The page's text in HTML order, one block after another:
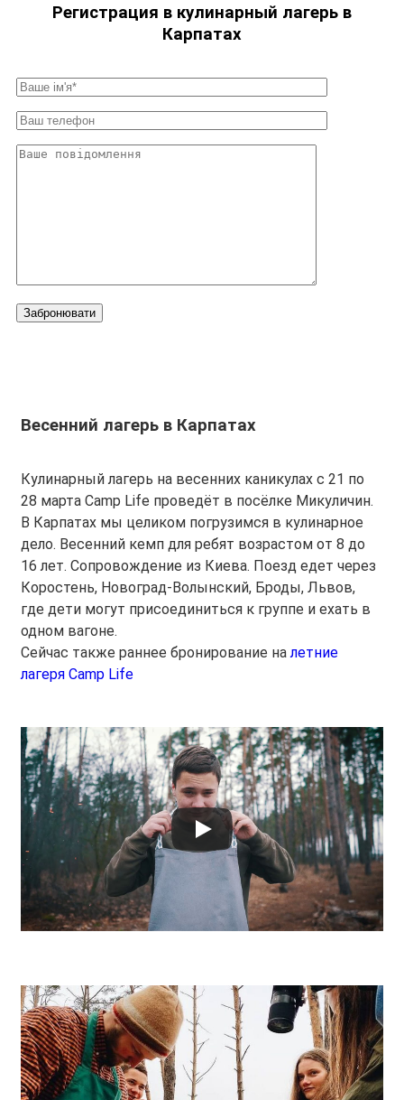
Регистрация в кулинарный лагерь в
Карпатах
Забронювати
Весенний лагерь в Карпатах
Кулинарный лагерь на весенних каникулах с 21 по
28 марта Camp Life проведёт в посёлке Микуличин.
В Карпатах мы целиком погрузимся в кулинарное
дело. Весенний кемп для ребят возрастом от 8 до
16 лет. Сопровождение из Киева. Поезд едет через
Коростень, Новоград-Волынский, Броды, Львов,
где дети могут присоединиться к группе и ехать в
одном вагоне.
Сейчас также раннее бронирование налетние
лагеря Camp Life